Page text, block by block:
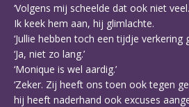
‘Volgens mij scheelde dat ook niet
Ik keek hem aan, hij glimlachte.
‘Jullie hebben toch een tijdje verkering
‘Ja, niet zo lang.’
‘Monique is wel aardig.’
‘Zeker. Zij heeft ons toen ook tegen
hij heeft naderhand ook excuses